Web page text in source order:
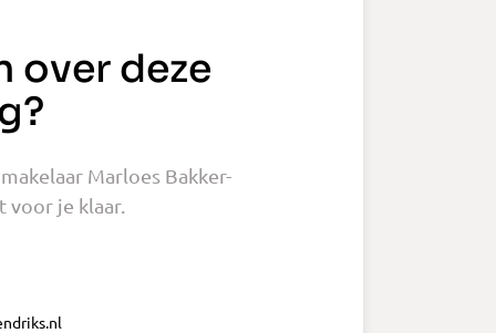
over deze
Marloes Bakker-
voor je klaar.